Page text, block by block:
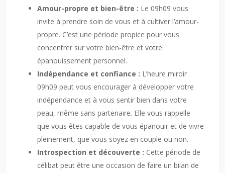
Amour-propre et bien-être : Le 09h09 vous
invite à prendre soin de vous et à cultiver l’amour-
propre. C’est une période propice pour vous
concentrer sur votre bien-être et votre
épanouissement personnel.
Indépendance et confiance : L’heure miroir
09h09 peut vous encourager à développer votre
indépendance et à vous sentir bien dans votre
peau, même sans partenaire. Elle vous rappelle
que vous êtes capable de vous épanouir et de vivre
pleinement, que vous soyez en couple ou non.
Introspection et découverte : Cette période de
célibat peut être une occasion de faire un bilan de